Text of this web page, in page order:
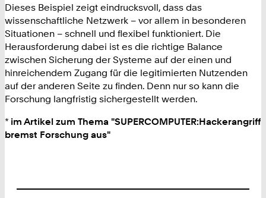
Dieses Beispiel zeigt eindrucksvoll, dass das
wissenschaftliche Netzwerk – vor allem in besonderen
Situationen – schnell und flexibel funktioniert. Die
Herausforderung dabei ist es die richtige Balance
zwischen Sicherung der Systeme auf der einen und
hinreichendem Zugang für die legitimierten Nutzenden
auf der anderen Seite zu finden. Denn nur so kann die
Forschung langfristig sichergestellt werden.
* im Artikel zum Thema "SUPERCOMPUTER:Hackerangriff
bremst Forschung aus"